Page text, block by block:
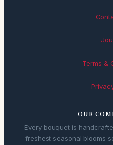
Terms &
OUR
Every bouquet is
freshest seasonal blooms